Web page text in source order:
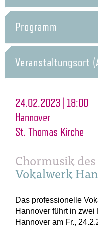
Programm
Veranstaltungsort
24.02.2023 | 18:00
Hannover
St. Thomas Kirche
Chormusik
Vokalwerk
Das professionelle
Hannover führt in zwei
Hannover am Fr.,